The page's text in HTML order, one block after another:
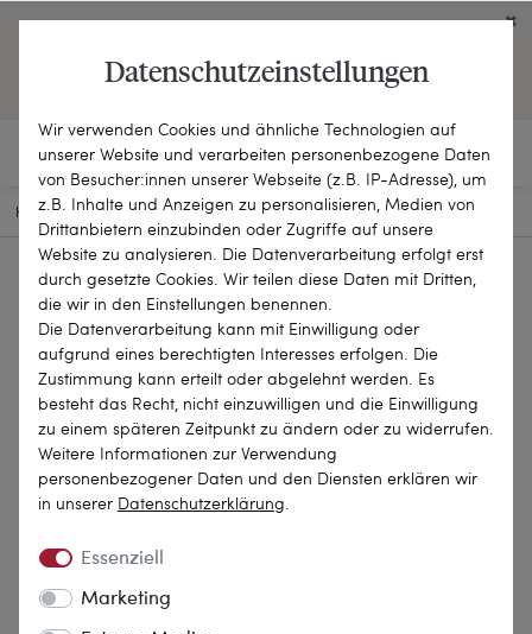
OPEN ENGLISH WEBSITE
HOME SCHMUCKSTÜCKE BROSCHEN & NADELN 24-1113
Datenschutzeinstellungen
Wir verwenden Cookies und ähnliche Technologien auf
unserer Website und verarbeiten personenbezogene Daten
von Besucher:innen unserer Webseite (z.B. IP-Adresse), um
z.B. Inhalte und Anzeigen zu personalisieren, Medien von
Drittanbietern einzubinden oder Zugriffe auf unsere
Website zu analysieren. Die Datenverarbeitung erfolgt erst
durch gesetzte Cookies. Wir teilen diese Daten mit Dritten,
die wir in den Einstellungen benennen.
Die Datenverarbeitung kann mit Einwilligung oder
aufgrund eines berechtigten Interesses erfolgen. Die
Zustimmung kann erteilt oder abgelehnt werden. Es
besteht das Recht, nicht einzuwilligen und die Einwilligung
zu einem späteren Zeitpunkt zu ändern oder zu widerrufen.
Weitere Informationen zur Verwendung
personenbezogener Daten und den Diensten erklären wir
in unserer Daten­schutz­erklärung.
Essenziell
Marketing